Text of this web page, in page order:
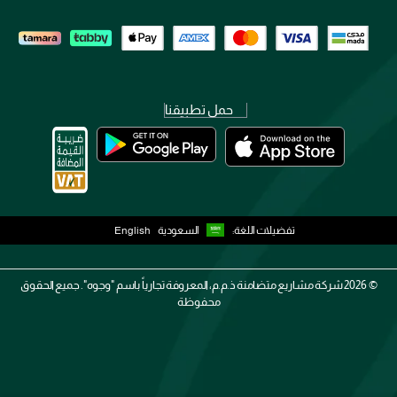
حمل تطبيقنا
تفضيلات اللغة: السعودية English
2026 ©شركة مشاريع متضامنة ذ.م.م، المعروفة تجارياً باسم "وجوه". جميع الحقوق
محفوظة